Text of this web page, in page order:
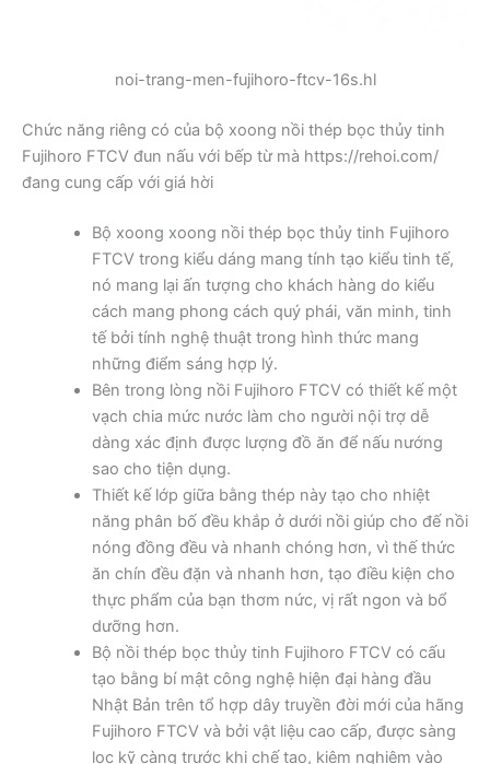
noi-trang-men-fujihoro-ftcv-16s.hl
Chức năng riêng có của bộ xoong nồi thép bọc thủy tinh
Fujihoro FTCV đun nấu với bếp từ mà https://rehoi.com/
đang cung cấp với giá hời
Bộ xoong xoong nồi thép bọc thủy tinh Fujihoro
FTCV trong kiểu dáng mang tính tạo kiểu tinh tế,
nó mang lại ấn tượng cho khách hàng do kiểu
cách mang phong cách quý phái, văn minh, tinh
tế bởi tính nghệ thuật trong hình thức mang
những điểm sáng hợp lý.
Bên trong lòng nồi Fujihoro FTCV có thiết kế một
vạch chia mức nước làm cho người nội trợ dễ
dàng xác định được lượng đồ ăn để nấu nướng
sao cho tiện dụng.
Thiết kế lớp giữa bằng thép này tạo cho nhiệt
năng phân bố đều khắp ở dưới nồi giúp cho đế nồi
nóng đồng đều và nhanh chóng hơn, vì thế thức
ăn chín đều đặn và nhanh hơn, tạo điều kiện cho
thực phẩm của bạn thơm nức, vị rất ngon và bổ
dưỡng hơn.
Bộ nồi thép bọc thủy tinh Fujihoro FTCV có cấu
tạo bằng bí mật công nghệ hiện đại hàng đầu
Nhật Bản trên tổ hợp dây truyền đời mới của hãng
Fujihoro FTCV và bởi vật liệu cao cấp, được sàng
lọc kỹ càng trước khi chế tạo, kiệm nghiệm vào